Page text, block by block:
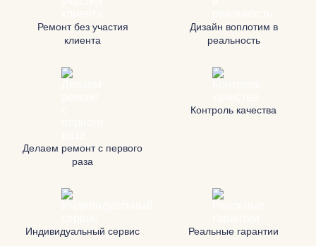
Ремонт без участия
клиента
Дизайн воплотим в
реальность
Делаем ремонт с первого
раза
Контроль качества
Индивидуальный сервис Реальные гарантии